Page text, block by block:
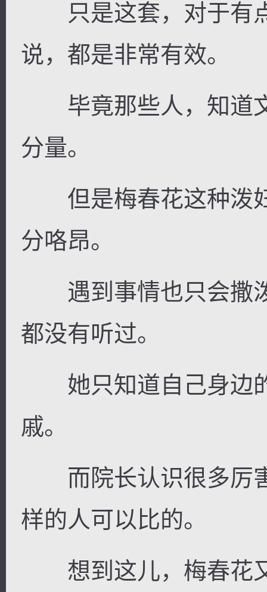
只是这套，对于有
说，都是非常有效。
毕竟那些人，知道
分量。
但是梅春花这种泼
分咯昂。
遇到事情也只会撒
都没有听过。
她只知道自己身边
戚。
而院长认识很多厉
样的人可以比的。
想到这儿，梅春花又